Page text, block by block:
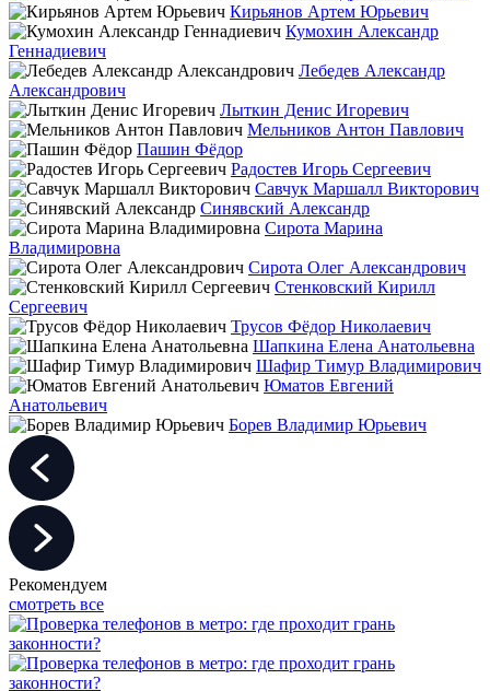
Кирьянов Артем Юрьевич
Кумохин Александр
Геннадиевич
Лебедев Александр
Александрович
Лыткин Денис Игоревич
Мельников Антон Павлович
Пашин Фёдор
Радостев Игорь Сергеевич
Савчук Маршалл Викторович
Синявский Александр
Сирота Марина
Владимировна
Сирота Олег Александрович
Стенковский Кирилл
Сергеевич
Трусов Фёдор Николаевич
Шапкина Елена Анатольевна
Шафир Тимур Владимирович
Юматов Евгений
Анатольевич
Борев Владимир Юрьевич
Рекомендуем
смотреть все